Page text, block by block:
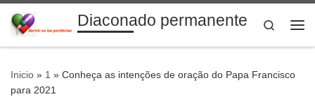
Saltar al contenidoDiaconado permanente
Search
Inicio » 1 » Conheça as intenções de oração do Papa Francisco
para 2021